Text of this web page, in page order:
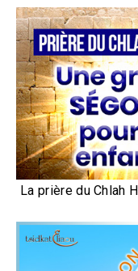
La prière du Chlah